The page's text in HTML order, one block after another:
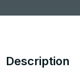
Description